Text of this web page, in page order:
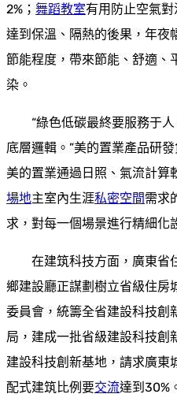
2%； 舞蹈教室有用防止空氣對
達到保溫、隔熱的後果，年夜
節能程度，帶來節能、舒適、
染。
“綠色低碳最終要服務于
底層邏輯。”美的置業產品研
美的置業通過日照、氣流計算
場地主室內生涯私密空間需求
求，對每一個場景進行精細化
在建筑科技方面，廣東省
鄉建設廳正謀劃樹立省級住房
委員會，統籌全省建設科技創
局，建成一批省級建設科技創
建設科技創新基地，請求廣東
配式建筑比例要交流達到30%